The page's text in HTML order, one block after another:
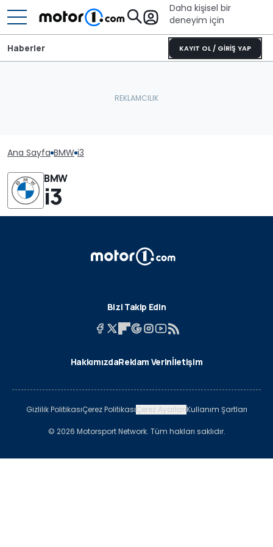
Daha kişisel bir
deneyim için
KAYIT OL / GİRİŞ YAP
Haberler
Ana Sayfa BMW i3
BMW
i3
Bizi Takip Edin
HakkımızdaReklam Verinİletişim
Gizlilik PolitikasıÇerez PolitikasıÇerez AyarlarıKullanım Şartları
© 2026 Motorsport Network. Tüm hakları saklıdır.